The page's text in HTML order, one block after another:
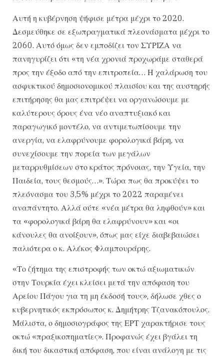
Αυτή η κυβέρνηση ψήφισε μέτρα μέχρι το 2020.
Δεσμεύθηκε σε εξωπραγματικά πλεονάσματα μέχρι το
2060. Αυτό όμως δεν εμποδίζει τον ΣΥΡΙΖΑ να
πανηγυρίζει ότι «τη νέα χρονιά προχωράμε σταθερά
προς την έξοδο από την επιτροπεία… Η χαλάρωση του
ασφυκτικού δημοσιονομικού πλαισίου και της αυστηρής
επιτήρησης θα μας επιτρέψει να οργανώσουμε με
καλύτερους όρους ένα νέο αναπτυξιακό και
παραγωγικό μοντέλο, να αντιμετωπίσουμε την
ανεργία, να ελαφρύνουμε φορολογικά βάρη, να
συνεχίσουμε την πορεία των μεγάλων
μεταρρυθμίσεων στο κράτος πρόνοιας, την Υγεία, την
Παιδεία, τους θεσμούς…». Τώρα πως θα προκύψει το
πλεόνασμα του 3,5% μέχρι το 2022 παραμένει
αναπάντητο. Αλλά ούτε «νέα μέτρα θα ληφθούν» και
τα «φορολογικά βάρη θα ελαφρύνουν» και «οι
κάνουλες θα ανοίξουν», όπως μας είχε διαβεβαιώσει
παλιότερα ο κ. Αλέκος Φλαμπουράρης.
«Το ζήτημα της επιστροφής των οκτώ αξιωματικών
στην Τουρκία έχει κλείσει μετά την απόφαση του
Αρείου Πάγου για τη μη έκδοσή τους», δήλωσε χθες ο
κυβερνητικός εκπρόσωπος κ. Δημήτρης Τζανακόπουλος.
Μάλιστα, ο δημοσιογράφος της ΕΡΤ χαρακτήρισε τους
οκτώ «πραξικοπηματίες». Προφανώς έχει βγάλει τη
δική του δικαστική απόφαση, που είναι ανάλογη με τις